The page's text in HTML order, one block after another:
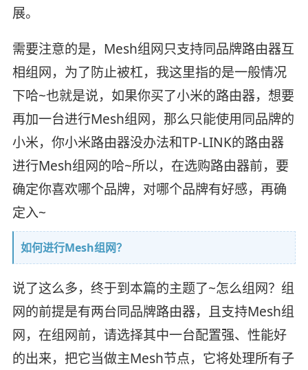
展。
需要注意的是，Mesh组网只支持同品牌路由器互
相组网，为了防止被杠，我这里指的是一般情况
下哈~也就是说，如果你买了小米的路由器，想要
再加一台进行Mesh组网，那么只能使用同品牌的
小米，你小米路由器没办法和TP-LINK的路由器
进行Mesh组网的哈~所以，在选购路由器前，要
确定你喜欢哪个品牌，对哪个品牌有好感，再确
定入~
如何进行Mesh组网？
说了这么多，终于到本篇的主题了~怎么组网？组
网的前提是有两台同品牌路由器，且支持Mesh组
网，在组网前，请选择其中一台配置强、性能好
的出来，把它当做主Mesh节点，它将处理所有子